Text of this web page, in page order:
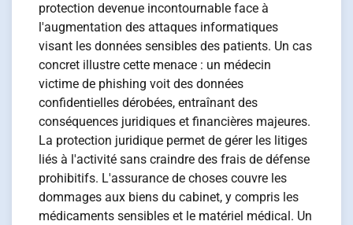
protection devenue incontournable face à
l'augmentation des attaques informatiques
visant les données sensibles des patients. Un cas
concret illustre cette menace : un médecin
victime de phishing voit des données
confidentielles dérobées, entraînant des
conséquences juridiques et financières majeures.
La protection juridique permet de gérer les litiges
liés à l'activité sans craindre des frais de défense
prohibitifs. L'assurance de choses couvre les
dommages aux biens du cabinet, y compris les
médicaments sensibles et le matériel médical. Un